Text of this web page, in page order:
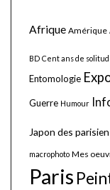
Afrique Amérique
BD Cent ans de
Entomologie
Guerre Humour
Japon des
macrophoto Mes
Paris